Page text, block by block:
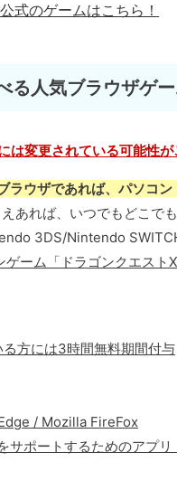
式のゲームはこちら！
人気ブラウザゲー
は変更されている可能性
ラウザであれば、パソコン
あれば、いつでもどこで
3DS/Nintendo
ーム「ドラゴンクエスト
方には3時間無料期間付与
/ Mozilla FireFox
ポートするためのアプ